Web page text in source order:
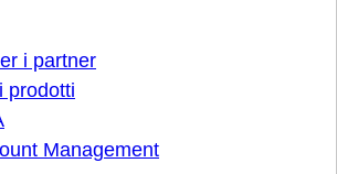
i partner
prodotti
Management